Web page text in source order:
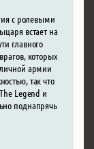
с ролевыми
встает на
главного
которых
армии
так что
Legend и
поднапрячь